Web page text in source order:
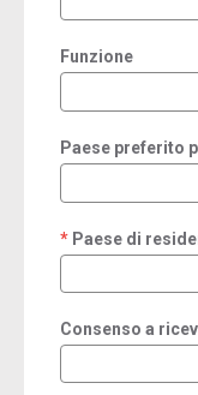
Funzione
Paese preferito
Paese di
required
Consenso a